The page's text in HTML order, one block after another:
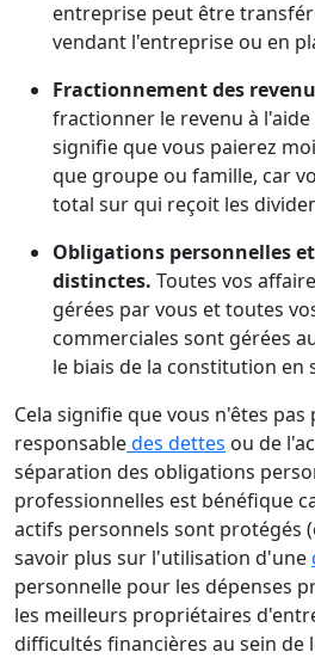
entreprise peut être
vendant l'entreprise ou en
Fractionnement des
fractionner le revenu à l'aide
signifie que vous paierez
que groupe ou famille, car
total sur qui reçoit les
Obligations personnelles
distinctes. Toutes vos
gérées par vous et toutes
commerciales sont gérées
le biais de la constitution en
Cela signifie que vous n'êtes
responsabledes dettes ou de
séparation des obligations
professionnelles est bénéfique
actifs personnels sont protégés
savoir plus sur l'utilisation d'une
personnelle pour les dépenses
les meilleurs propriétaires
difficultés financières au sein de